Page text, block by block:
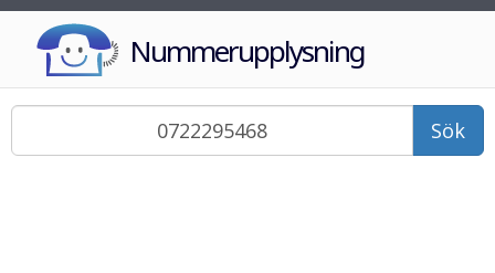
Nummerupplysning
Sök